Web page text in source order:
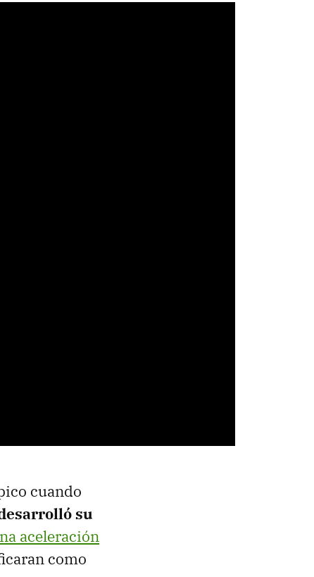
cuando
su
aceleración
como